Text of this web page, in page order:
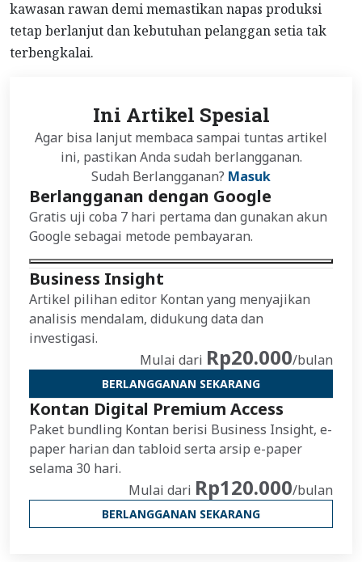
kawasan rawan demi memastikan napas produksi
tetap berlanjut dan kebutuhan pelanggan setia tak
terbengkalai.
Ini Artikel Spesial
Agar bisa lanjut membaca sampai tuntas artikel
ini, pastikan Anda sudah berlangganan.
Sudah Berlangganan? Masuk
Berlangganan dengan Google
Gratis uji coba 7 hari pertama dan gunakan akun
Google sebagai metode pembayaran.
Business Insight
Artikel pilihan editor Kontan yang menyajikan
analisis mendalam, didukung data dan
investigasi.
Mulai dari Rp20.000/bulan
BERLANGGANAN SEKARANG
Kontan Digital Premium Access
Paket bundling Kontan berisi Business Insight, e-
paper harian dan tabloid serta arsip e-paper
selama 30 hari.
Mulai dari Rp120.000/bulan
BERLANGGANAN SEKARANG